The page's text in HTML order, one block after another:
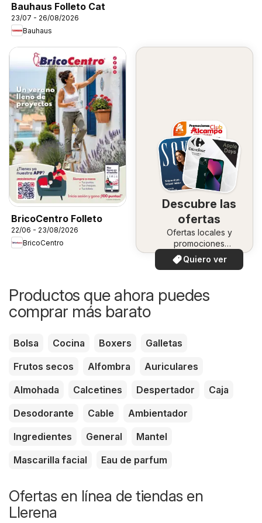
Bauhaus Folleto Cat
23/07 - 26/08/2026
Bauhaus
BricoCentro Folleto
22/06 - 23/08/2026
BricoCentro
Descubre las
ofertas
Ofertas locales y
promociones
especiales.
Quiero ver
Productos que ahora puedes
comprar más barato
Bolsa Cocina Boxers
Galletas
Frutos secos
Alfombra
Auriculares
Almohada
Calcetines Despertador
Caja
Desodorante
Cable
Ambientador
Ingredientes
General
Mantel
Mascarilla facial
Eau de parfum
Ofertas en línea de tiendas en
Llerena